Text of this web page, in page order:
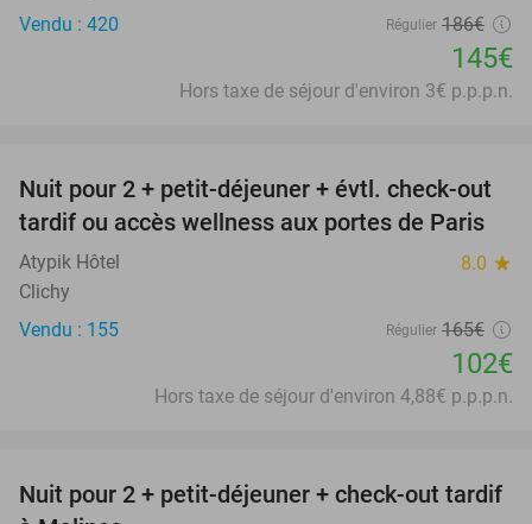
Vendu : 420
Régulier 186€
145€
Hors taxe de séjour d'environ 3€ p.p.p.n.
38%
Nuit pour 2 + petit-déjeuner + évtl. check-out
tardif ou accès wellness aux portes de Paris
Atypik Hôtel 8.0 star
Clichy
Vendu : 155
Régulier 165€
102€
Hors taxe de séjour d'environ 4,88€ p.p.p.n.
Nuit pour 2 + petit-déjeuner + check-out tardif